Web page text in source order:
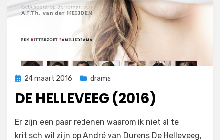
Geplaatst
24 maart 2016 drama
DE HELLEVEEG (2016)
door
Laat een reactie achter
Er zijn een paar redenen waarom ik niet al te
kritisch wil zijn op André van Durens De Helleveeg,